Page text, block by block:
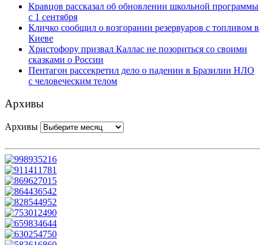
Кравцов рассказал об обновлении школьной программы
с 1 сентября
Кличко сообщил о возгорании резервуаров с топливом в
Киеве
Христофору призвал Каллас не позориться со своими
сказками о России
Пентагон рассекретил дело о падении в Бразилии НЛО
с человеческим телом
Архивы
Архивы